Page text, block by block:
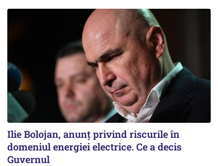
Ilie Bolojan, anunț privind riscurile în
domeniul energiei electrice. Ce a decis
Guvernul